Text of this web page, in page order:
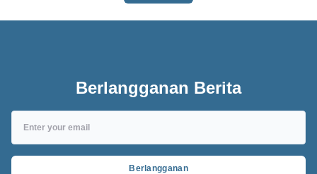
Berlangganan Berita
Berlangganan